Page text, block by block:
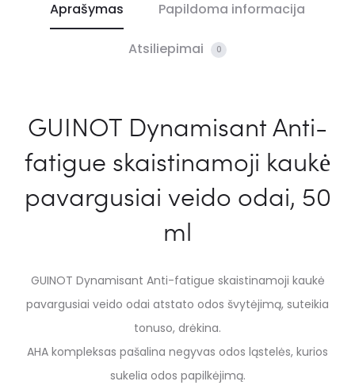
Aprašymas Papildoma informacija
Atsiliepimai 0
GUINOT Dynamisant Anti-
fatigue skaistinamoji kaukė
pavargusiai veido odai, 50
ml
GUINOT Dynamisant Anti-fatigue skaistinamoji kaukė
pavargusiai veido odai atstato odos švytėjimą, suteikia
tonuso, drėkina.
AHA kompleksas pašalina negyvas odos ląstelės, kurios
sukelia odos papilkėjimą.